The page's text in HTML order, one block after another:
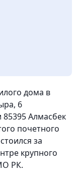
дома в
6
Алмасбек
почетного
за
крупного
РК.